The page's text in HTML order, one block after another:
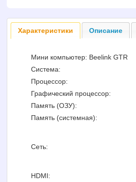
Характеристики Описание
Мини компьютер: Beelink GTR
Система:
Процессор:
Графический процессор:
Память (ОЗУ):
Память (системная):
Сеть:
HDMI: